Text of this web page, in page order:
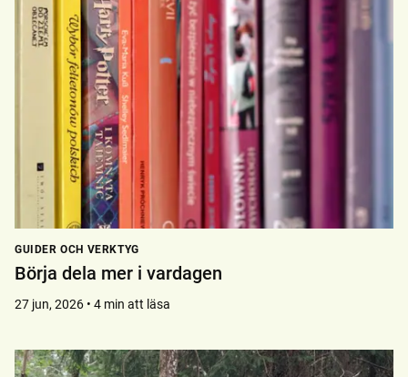
GUIDER OCH VERKTYG
Börja dela mer i vardagen
27 jun, 2026 • 4 min att läsa